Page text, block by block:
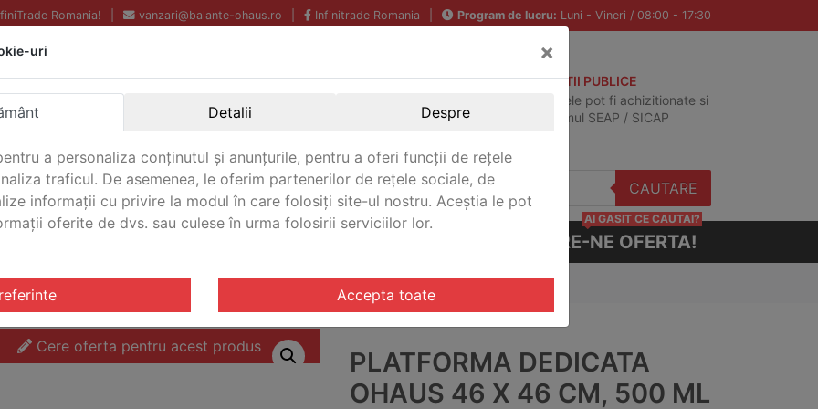
Romania! vanzari@balante-ohaus.ro Infinitrade Romania Program de lucru: Luni - Vineri / 08:00 - 17:30
Echipamente profesionale
pentru laborator.
Garantie Internationala.
ACHIZITII PUBLICE
Produsele pot fi achizitionate si
in sistemul SEAP / SICAP
CAUTARE
CERE-NE OFERTA!
AI GASIT CE CAUTAI?
dedicata Ohaus 46 X 46 cm, 500 mL
Cere oferta pentru acest produs
PLATFORMA DEDICATA
OHAUS 46 X 46 CM, 500 ML
uri ×
Detalii Despre
a personaliza conținutul și anunțurile, pentru a oferi funcții de rețele
traficul. De asemenea, le oferim partenerilor de rețele sociale, de
informații cu privire la modul în care folosiți site-ul nostru. Aceștia le pot
oferite de dvs. sau culese în urma folosirii serviciilor lor.
Accepta toate